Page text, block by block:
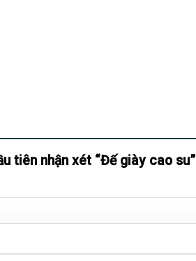
tiên nhận xét “Đế giày cao su”